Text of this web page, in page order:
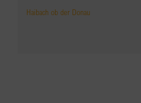
Haibach ob der Donau